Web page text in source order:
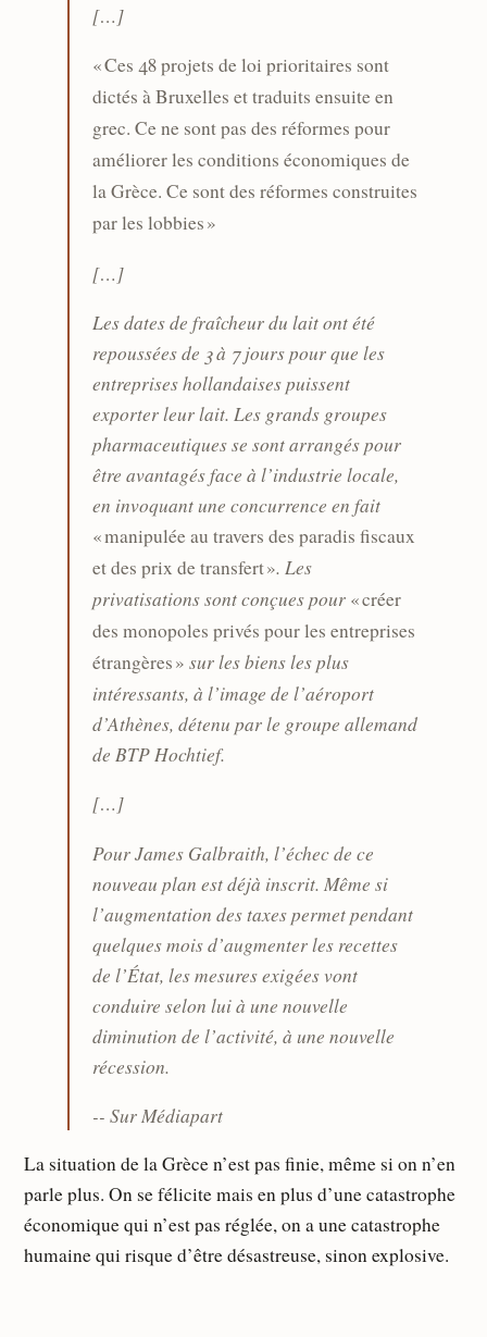
[…]
« Ces 48 projets de loi prioritaires sont
dictés à Bruxelles et traduits ensuite en
grec. Ce ne sont pas des réformes pour
améliorer les conditions économiques de
la Grèce. Ce sont des réformes construites
par les lobbies »
[…]
Les dates de fraîcheur du lait ont été
repoussées de 3 à 7 jours pour que les
entreprises hollandaises puissent
exporter leur lait. Les grands groupes
pharmaceutiques se sont arrangés pour
être avantagés face à l’industrie locale,
en invoquant une concurrence en fait
« manipulée au travers des paradis fiscaux
et des prix de transfert ». Les
privatisations sont conçues pour « créer
des monopoles privés pour les entreprises
étrangères » sur les biens les plus
intéressants, à l’image de l’aéroport
d’Athènes, détenu par le groupe allemand
de BTP Hochtief.
[…]
Pour James Galbraith, l’échec de ce
nouveau plan est déjà inscrit. Même si
l’augmentation des taxes permet pendant
quelques mois d’augmenter les recettes
de l’État, les mesures exigées vont
conduire selon lui à une nouvelle
diminution de l’activité, à une nouvelle
récession.
-- Sur Médiapart
La situation de la Grèce n’est pas finie, même si on n’en
parle plus. On se félicite mais en plus d’une catastrophe
économique qui n’est pas réglée, on a une catastrophe
humaine qui risque d’être désastreuse, sinon explosive.